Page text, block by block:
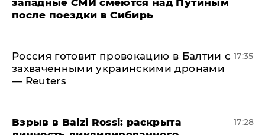
западные СМИ смеются над Путиным
после поездки в Сибирь
​Россия готовит провокацию в Балтии с
захваченными украинскими дронами
— Reuters
17:35
​Взрыв в Balzi Rossi: раскрыта
17:28